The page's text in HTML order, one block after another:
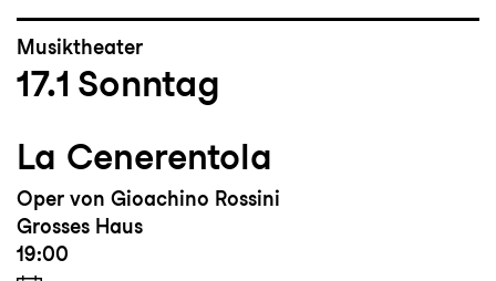
Musiktheater
17.1 Sonntag
La Cenerentola
Oper von Gioachino Rossini
Grosses Haus
19:00